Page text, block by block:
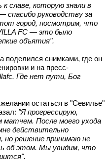
славе, которую знали в
спасибо руководству за
город, посмотрим, что
FC — это было
объятия".
поделился снимками, где он
и на пресс-
Где нет пути, Бог
остаться в "Севилье"
"Я прогрессирую,
матчем. После моего ухода
действительно
решение принимаю не
об этом. Мы увидим, что